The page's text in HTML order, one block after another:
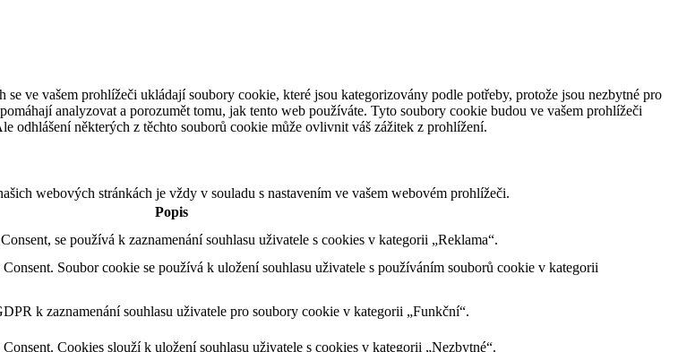
ve vašem prohlížeči ukládají soubory cookie, které jsou kategorizovány podle potřeby, protože jsou nezbytné pro
analyzovat a porozumět tomu, jak tento web používáte. Tyto soubory cookie budou ve vašem prohlížeči
odhlášení některých z těchto souborů cookie může ovlivnit váš zážitek z prohlížení.
webových stránkách je vždy v souladu s nastavením ve vašem webovém prohlížeči.
Popis
se používá k zaznamenání souhlasu uživatele s cookies v kategorii „Reklama“.
Soubor cookie se používá k uložení souhlasu uživatele s používáním souborů cookie v kategorii
k zaznamenání souhlasu uživatele pro soubory cookie v kategorii „Funkční“.
Cookies slouží k uložení souhlasu uživatele s cookies v kategorii „Nezbytné“.